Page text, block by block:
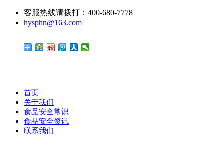
客服热线请拨打：400-680-7778
hysphn@163.com
首页
关于我们
食品安全常识
食品安全资讯
联系我们